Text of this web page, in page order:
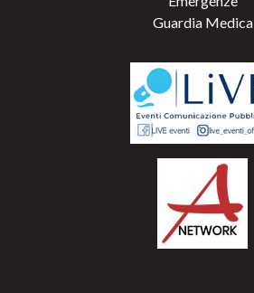
Guardia Medica